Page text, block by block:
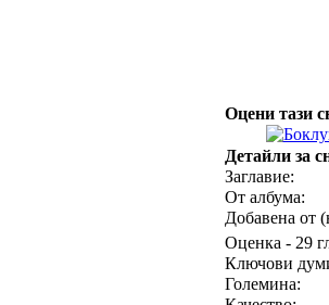
Оцени тази
Детайли за
Заглавие:
От албума:
Добавена от
Оценка - 29
Ключови
Големина: